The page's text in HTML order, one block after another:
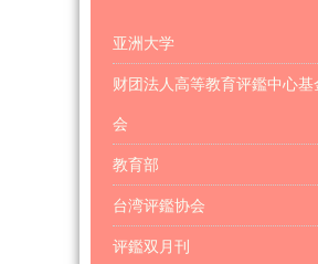
亚洲大学
财团法人高等教育评鑑中心基
会
教育部
台湾评鑑协会
评鑑双月刊